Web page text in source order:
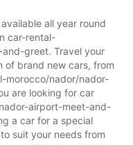
all year round
car-rental-
greet. Travel your
of brand new cars, from
morocco/nador/nador-
are looking for car
airport-meet-and-
a car for a special
suit your needs from